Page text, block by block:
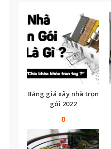
Bảng giá xây nhà trọn
gói 2022
0